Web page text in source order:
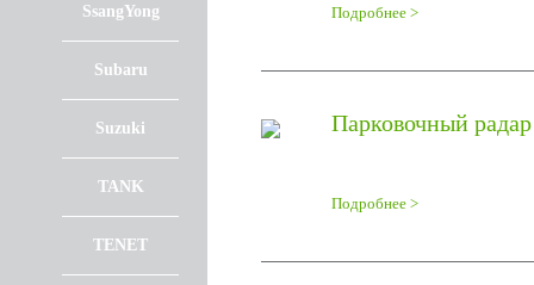
SsangYong
Subaru
Suzuki
TANK
TENET
Подробнее >
Парковочный
Подробнее >